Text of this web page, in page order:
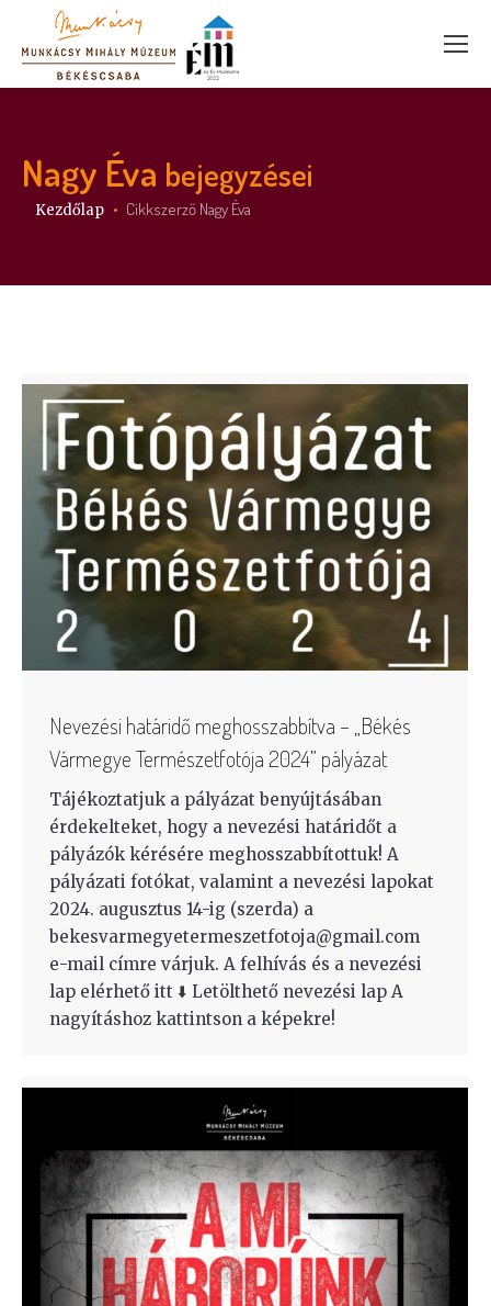
Nagy Éva bejegyzései
Itt vagy:
Kezdőlap Cikkszerző Nagy Éva
Nevezési határidő meghosszabbítva – „Békés
Vármegye Természetfotója 2024” pályázat
Tájékoztatjuk a pályázat benyújtásában
érdekelteket, hogy a nevezési határidőt a
pályázók kérésére meghosszabbítottuk! A
pályázati fotókat, valamint a nevezési lapokat
2024. augusztus 14-ig (szerda) a
bekesvarmegyetermeszetfotoja@gmail.com
e-mail címre várjuk. A felhívás és a nevezési
lap elérhető itt ⬇️ Letölthető nevezési lap A
nagyításhoz kattintson a képekre!